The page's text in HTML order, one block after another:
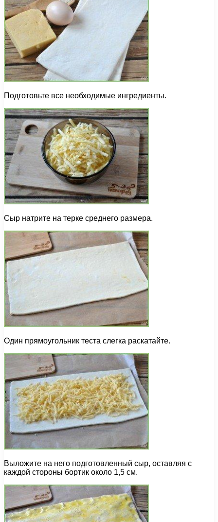
Подготовьте все необходимые ингредиенты.
Сыр натрите на терке среднего размера.
Один прямоугольник теста слегка раскатайте.
Выложите на него подготовленный сыр, оставляя с
каждой стороны бортик около 1,5 см.